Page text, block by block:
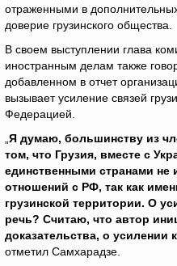
отраженными в
доверие грузинского общества.
В своем выступлении глава
иностранным делам также
добавленном в отчет
вызывает усиление связей
Федерацией.
Я думаю, большинству из
том, что Грузия, вместе с
единственными странами
отношений с РФ, так как
грузинской территории. О
речь? Считаю, что автор
доказательства, о усилении
отметил Самхарадзе.